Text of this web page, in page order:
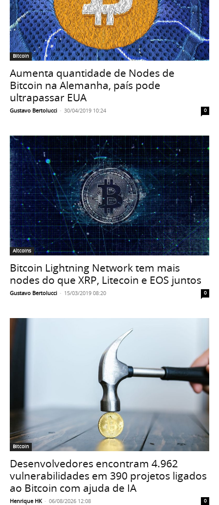
Bitcoin
Aumenta quantidade de Nodes de
Bitcoin na Alemanha, país pode
ultrapassar EUA
Gustavo Bertolucci - 30/04/2019 10:24 0
Altcoins
Bitcoin Lightning Network tem mais
nodes do que XRP, Litecoin e EOS juntos
Gustavo Bertolucci - 15/03/2019 08:20 0
Bitcoin
Desenvolvedores encontram 4.962
vulnerabilidades em 390 projetos ligados
ao Bitcoin com ajuda de IA
Henrique HK - 06/08/2026 12:08 0